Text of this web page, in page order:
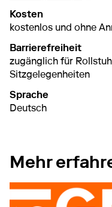
Kosten
kostenlos und ohne
Barrierefreiheit
zugänglich für
Sitzgelegenheiten
Sprache
Deutsch
Mehr